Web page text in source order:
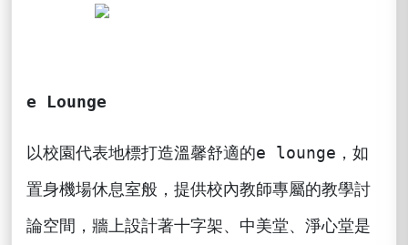
e Lounge
以校園代表地標打造溫馨舒適的e lounge，如
置身機場休息室般，提供校內教師專屬的教學討
論空間，牆上設計著十字架、中美堂、淨心堂是